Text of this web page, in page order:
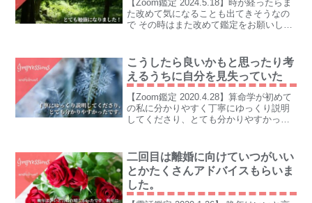
【Zoom鑑定 2024.5.18】時が経ったらま
た改めて気になることも出てきそうなの
で その時はまた改めて鑑定をお願いした
こうしたら良いかもと思ったり考
えるうちに自分を見失っていた
【Zoom鑑定 2020.4.28】算命学が初めて
の私に分かりやすく丁寧にゆっくり説明
してくださり、とても分かりやすかった
二回目は離婚に向けていつがいい
とかたくさんアドバイスもらいま
した。